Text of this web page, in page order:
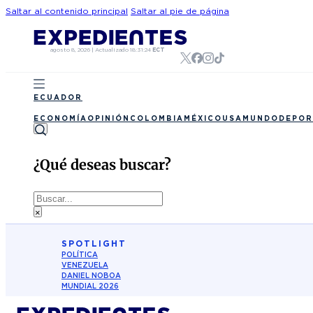
Saltar al contenido principal Saltar al pie de página
agosto 8, 2026 | Actualizado 18:31:24 ECT
ECUADOR
ECONOMÍA OPINIÓN COLOMBIA MÉXICO USA MUNDO
¿Qué deseas buscar?
Buscar
×
SPOTLIGHT
POLÍTICA
VENEZUELA
DANIEL NOBOA
MUNDIAL 2026